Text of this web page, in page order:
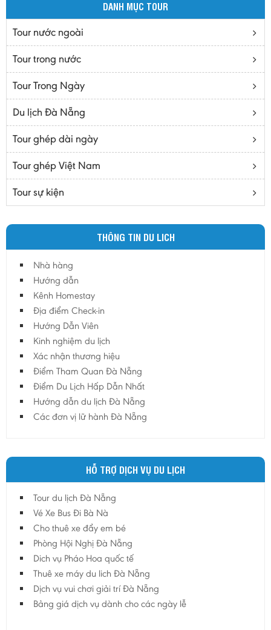
Bắc Giang
Bắc Ninh
Bến Tre
Cà mau
Cao Bằng
Daknông
Đồng Nai
Đồng Tháp
Đắc Lắc
Hà Nam
Hà Tĩnh
Hà Tây
Hòa Bình
Hậu Giang
Hải Dương
Hải Phòng
Hưng Yên
Lào Cai
Lâm Đồng
Lai Châu
Lạng Sơn
Long An
Nam Định
Nghệ An
DANH MỤC TOUR
Tour nước ngoài
Tour trong nước
Tour Trong Ngày
Du lịch Đà Nẵng
Tour ghép dài ngày
Tour ghép Việt Nam
Tour sự kiện
THÔNG TIN DU LICH
Nhà hàng
Hướng dẫn
Kênh Homestay
Địa điểm Check-in
Hướng Dẫn Viên
Kinh nghiệm du lịch
Xác nhận thương hiệu
Điểm Tham Quan Đà Nẵng
Điểm Du Lịch Hấp Dẫn Nhất
Hướng dẫn du lịch Đà Nẵng
Các đơn vị lữ hành Đà Nẵng
HỖ TRỢ DỊCH VỤ DU LỊCH
Tour du lịch Đà Nẵng
Vé Xe Bus Đi Bà Nà
Cho thuê xe đẩy em bé
Phòng Hội Nghị Đà Nẵng
Dich vụ Pháo Hoa quốc tế
Thuê xe máy du lich Đà Nẵng
Dịch vụ vui chơi giải trí Đà Nẵng
Bảng giá dịch vụ dành cho các ngày lễ